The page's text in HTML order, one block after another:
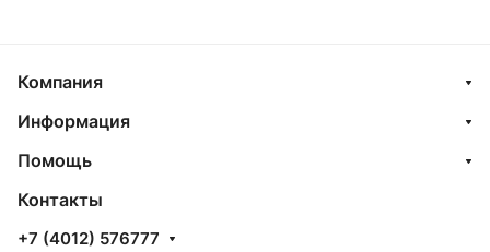
Компания
Информация
Помощь
Контакты
+7 (4012) 576777